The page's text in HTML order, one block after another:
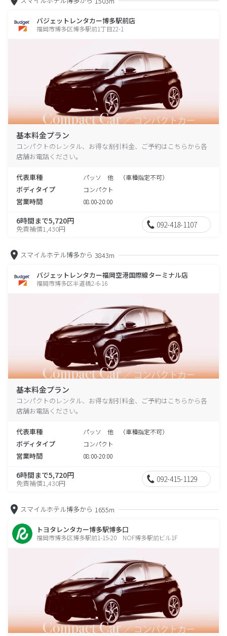
バジェットレンタカー博多駅前店
福岡市博多区博多駅前1丁目22-1
基本料金プラン
コンパクトのレンタル、お得な割引料金、ご予約はこちらから各
店舗お電話ください。
代表車種 パッソ 他 （車種指定不可）
ボディタイプ コンパクト
営業時間 08:00-20:00
6時間まで5,720円
免責補償1,430円 092-418-1107
スマイルホテル博多から 3843m
バジェットレンタカー福岡空港国際線ターミナル店
福岡市博多区半道橋2-6-16
基本料金プラン
コンパクトのレンタル、お得な割引料金、ご予約はこちらから各
店舗お電話ください。
代表車種 パッソ 他 （車種指定不可）
ボディタイプ コンパクト
営業時間 08:00-20:00
6時間まで5,720円
免責補償1,430円 092-415-1129
スマイルホテル博多から 1655m
トヨタレンタカー博多駅博多口
福岡市博多区博多駅前1-15-20 NOF博多駅前ビル1F